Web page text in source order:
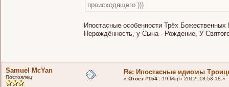
происходящего )))
Ипостасные особенности Трёх
Нерождённость, у Сына - Рождение, У
Samuel McYan
Постоялец
Re: Ипостасные идиомы
« Ответ #154 : 19 Март 2012, 18:53:18 »